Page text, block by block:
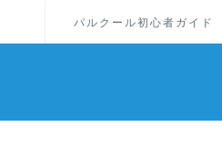
パルクール初心者ガイド